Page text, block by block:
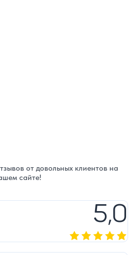
от довольных клиентов на
сайте!
5,0